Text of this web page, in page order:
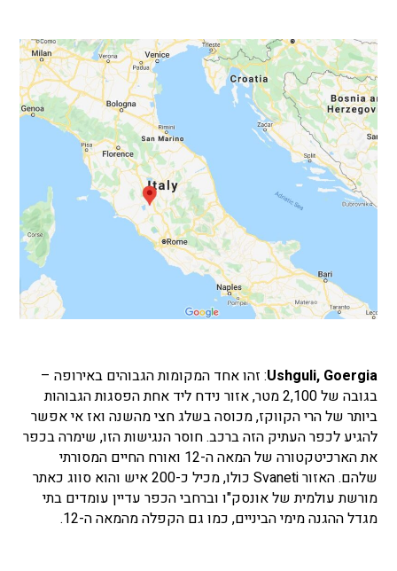
Ushguli, Goergia: זהו אחד המקומות הגבוהים באירופה –
בגובה של 2,100 מטר, אזור נידח ליד אחת הפסגות הגבוהות
ביותר של הרי הקווקז, מכוסה בשלג חצי מהשנה ואז אי אפשר
להגיע לכפר העתיק הזה ברכב. חוסר הנגישות הזו, שימרה בכפר
את הארכיטקטורה של המאה ה-12 ואורח החיים המסורתי
שלהם. האזור Svaneti כולו, מכיל כ-200 איש והוא סווג כאתר
מורשת עולמית של אונסק"ו וברחבי הכפר עדיין עומדים בתי
מגדל ההגנה מימי הביניים, כמו גם הקפלה מהמאה ה-12.